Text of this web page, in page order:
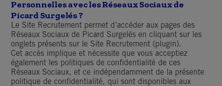
Personnelles avec les Réseaux Sociaux de
Picard Surgelés ?
Le Site Recrutement permet d’accéder aux pages des
Réseaux Sociaux de Picard Surgelés en cliquant sur les
onglets présents sur le Site Recrutement (plugin).
Cet accès implique et nécessite que vous acceptiez
également les politiques de confidentialité de ces
Réseaux Sociaux, et ce indépendamment de la présente
politique de confidentialité, qui sont disponibles aux